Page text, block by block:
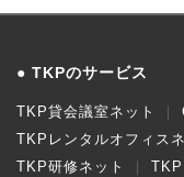
TKPのサービス
TKP貸会議室ネット
TKPレンタルオフィス
TKP研修ネット
TKP